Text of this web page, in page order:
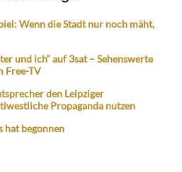
Wenn die Stadt nur noch mäht,
und ich“ auf 3sat – Sehenswerte
Free-TV
den Leipziger
Propaganda nutzen
hat begonnen